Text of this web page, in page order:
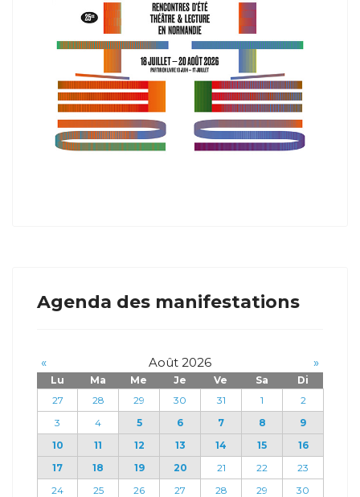
Agenda des manifestations
« Août 2026 »
Lu Ma Me Je Ve Sa
Di
27
28 29 30 31 1
2
3
4 5 6 7 8
9
10
11 12 13 14 15
16
17
18 19 20 21 22
23
24
25 26 27 28 29
30